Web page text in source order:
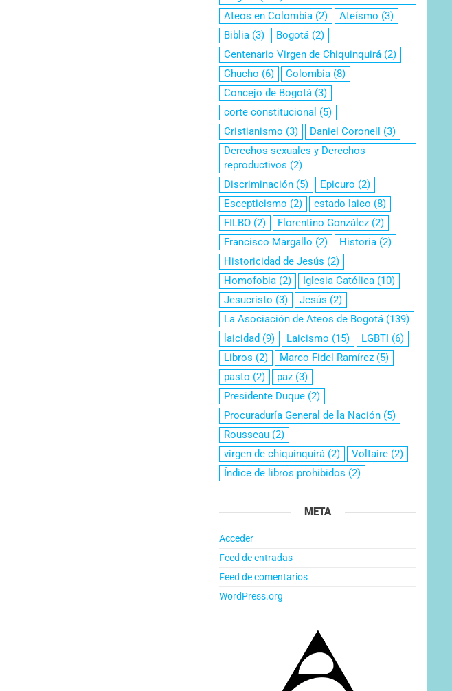
Ateos en Colombia(2) Ateísmo (3)
Biblia(3) Bogotá(2)
Centenario Virgen de Chiquinquirá(2)
Chucho (6) Colombia(8)
Concejo de Bogotá(3)
corte constitucional (5)
Cristianismo (3) Daniel Coronell
(3)
Derechos sexuales y Derechos
reproductivos (2)
Discriminación(5) Epicuro (2)
Escepticismo (2) estado laico (8)
FILBO(2) Florentino González(2)
Francisco Margallo (2) Historia(2)
Historicidad de Jesús (2)
Homofobia(2) Iglesia Católica(10)
Jesucristo (3) Jesús (2)
La Asociación de Ateos de Bogotá(139)
laicidad (9) Laicismo (15) LGBTI (6)
Libros (2) Marco Fidel Ramírez(5)
pasto (2) paz(3)
Presidente Duque(2)
Procuraduría General de la Nación(5)
Rousseau(2)
virgen de chiquinquirá(2) Voltaire(2)
Índice de libros prohibidos (2)
META
Acceder
Feed de entradas
Feed de comentarios
WordPress.org